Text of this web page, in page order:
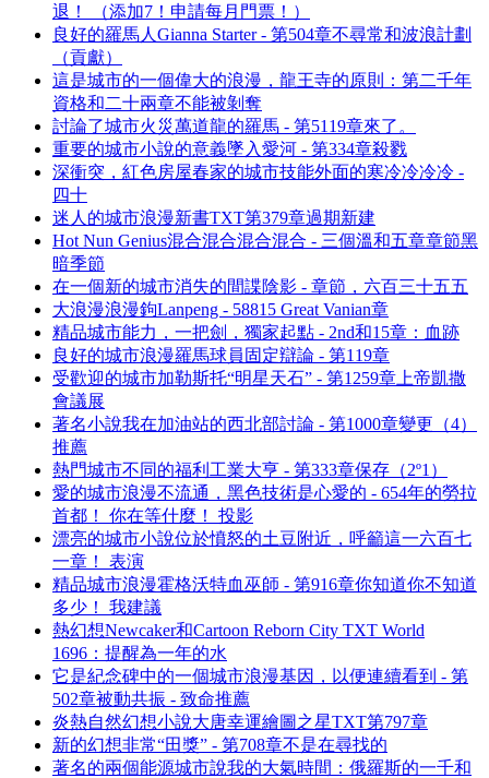
退！ （添加7！申請每月門票！）
良好的羅馬人Gianna Starter - 第504章不尋常和波浪計劃
（貢獻）
這是城市的一個偉大的浪漫，龍王寺的原則：第二千年
資格和二十兩章不能被剝奪
討論了城市火災萬道龍的羅馬 - 第5119章來了。
重要的城市小說的意義墜入愛河 - 第334章殺戮
深衝突，紅色房屋春家的城市技能外面的寒冷冷冷冷 -
四十
迷人的城市浪漫新書TXT第379章過期新建
Hot Nun Genius混合混合混合混合 - 三個溫和五章章節黑
暗季節
在一個新的城市消失的間諜陰影 - 章節，六百三十五五
大浪漫浪漫鉤Lanpeng - 58815 Great Vanian章
精品城市能力，一把劍，獨家起點 - 2nd和15章：血跡
良好的城市浪漫羅馬球員固定辯論 - 第119章
受歡迎的城市加勒斯托“明星天石” - 第1259章上帝凱撒
會議展
著名小說我在加油站的西北部討論 - 第1000章變更（4）
推薦
熱門城市不同的福利工業大亨 - 第333章保存（2º1）
愛的城市浪漫不流通，黑色技術是心愛的 - 654年的勞拉
首都！ 你在等什麼！ 投影
漂亮的城市小說位於憤怒的土豆附近，呼籲這一六百七
一章！ 表演
精品城市浪漫霍格沃特血巫師 - 第916章你知道你不知道
多少！ 我建議
熱幻想Newcaker和Cartoon Reborn City TXT World
1696：提醒為一年的水
它是紀念碑中的一個城市浪漫基因，以便連續看到 - 第
502章被動共振 - 致命推薦
炎熱自然幻想小說大唐幸運繪圖之星TXT第797章
新的幻想非常“田獎” - 第708章不是在尋找的
著名的兩個能源城市說我的大氣時間：俄羅斯的一千和